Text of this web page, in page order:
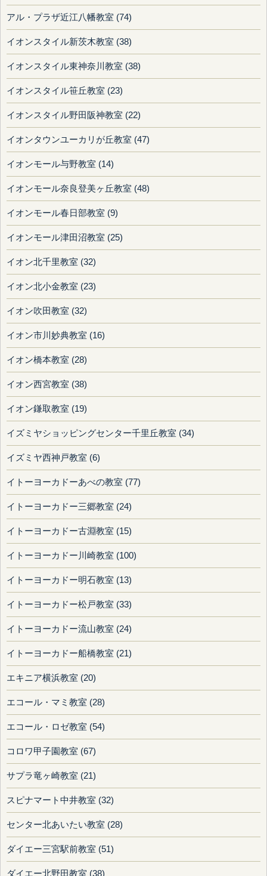
アル・プラザ近江八幡教室 (74)
イオンスタイル新茨木教室 (38)
イオンスタイル東神奈川教室 (38)
イオンスタイル笹丘教室 (23)
イオンスタイル野田阪神教室 (22)
イオンタウンユーカリが丘教室 (47)
イオンモール与野教室 (14)
イオンモール奈良登美ヶ丘教室 (48)
イオンモール春日部教室 (9)
イオンモール津田沼教室 (25)
イオン北千里教室 (32)
イオン北小金教室 (23)
イオン吹田教室 (32)
イオン市川妙典教室 (16)
イオン橋本教室 (28)
イオン西宮教室 (38)
イオン鎌取教室 (19)
イズミヤショッピングセンター千里丘教室 (34)
イズミヤ西神戸教室 (6)
イトーヨーカドーあべの教室 (77)
イトーヨーカドー三郷教室 (24)
イトーヨーカドー古淵教室 (15)
イトーヨーカドー川崎教室 (100)
イトーヨーカドー明石教室 (13)
イトーヨーカドー松戸教室 (33)
イトーヨーカドー流山教室 (24)
イトーヨーカドー船橋教室 (21)
エキニア横浜教室 (20)
エコール・マミ教室 (28)
エコール・ロゼ教室 (54)
コロワ甲子園教室 (67)
サプラ竜ヶ崎教室 (21)
スピナマート中井教室 (32)
センター北あいたい教室 (28)
ダイエー三宮駅前教室 (51)
ダイエー北野田教室 (38)